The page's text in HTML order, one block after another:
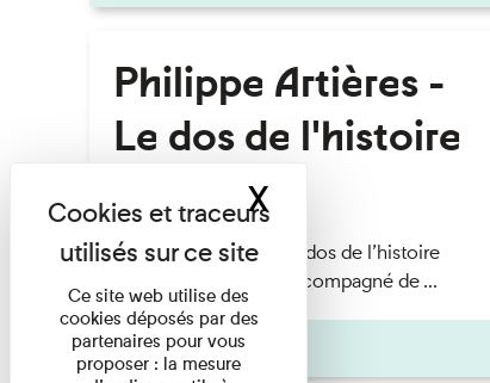
Philippe Artières -
Le dos de l'histoire
Lecture
Philippe Artières — Le dos de l’histoire
Lecture par l’auteur accompagné de ...
Pages
Ce site web utilise des
cookies déposés par des
partenaires pour vous
proposer : la mesure
XMasquer le